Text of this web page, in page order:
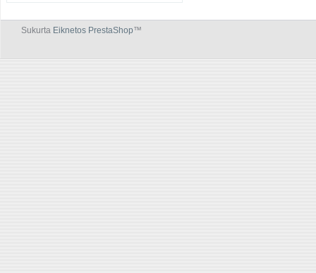
Sukurta Eiknetos PrestaShop™